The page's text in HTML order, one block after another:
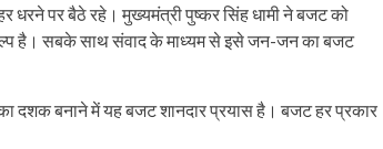
धरने पर बैठे रहे। मुख्यमंत्री पुष्कर सिंह धामी ने बजट को
है। सबके साथ संवाद के माध्यम से इसे जन-जन का बजट
दशक बनाने में यह बजट शानदार प्रयास है। बजट हर प्रकार